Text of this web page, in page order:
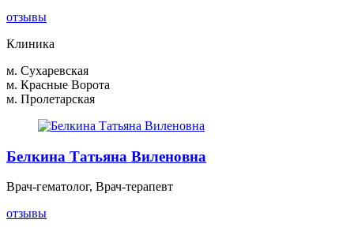
отзывы
Клиника
м. Сухаревская
м. Красные Ворота
м. Пролетарская
Белкина Татьяна Виленовна
Врач-гематолог, Врач-терапевт
отзывы